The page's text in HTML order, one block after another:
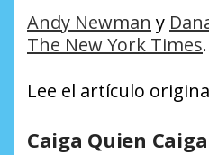
Andy Newman y
The New York Times.
Lee el artículo
Caiga Quien